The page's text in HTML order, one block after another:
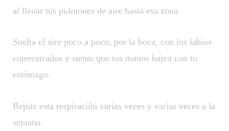
al llenar tus pulmones de aire hasta esa zona.
Suelta el aire poco a poco, por la boca, con los labios
entrecerrados y siente que tus manos bajen con tu
estómago.
Repite esta respiración varias veces y varias veces a la
semana.